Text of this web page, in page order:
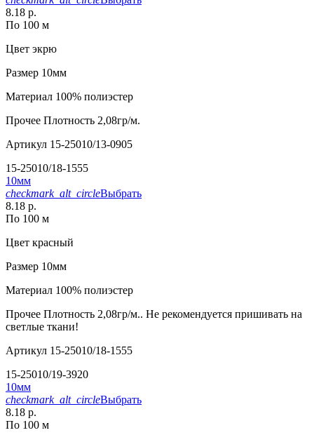
8.18 р.
По 100 м
Цвет экрю
Размер 10мм
Материал 100% полиэстер
Прочее Плотность 2,08гр/м.
Артикул 15-25010/13-0905
15-25010/18-1555
10мм
checkmark_alt_circleВыбрать
8.18 р.
По 100 м
Цвет красный
Размер 10мм
Материал 100% полиэстер
Прочее Плотность 2,08гр/м.. Не рекомендуется пришивать на
светлые ткани!
Артикул 15-25010/18-1555
15-25010/19-3920
10мм
checkmark_alt_circleВыбрать
8.18 р.
По 100 м